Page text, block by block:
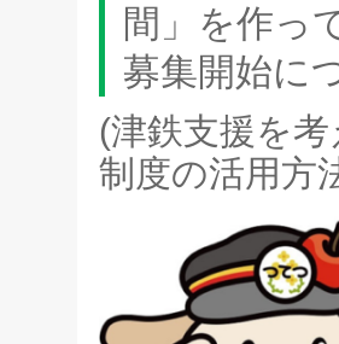
間」を作っ
募集開始に
(津鉄支援を
制度の活用方